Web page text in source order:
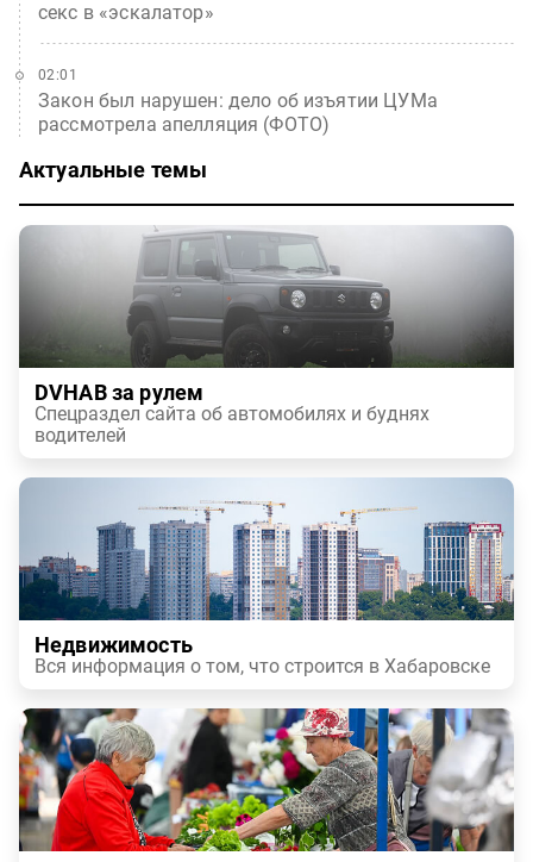
секс в «эскалатор»
Закон был нарушен: дело об изъятии ЦУМа
рассмотрела апелляция (ФОТО)
02:01
Актуальные темы
DVHAB за рулем
Спецраздел сайта об автомобилях и буднях
водителей
Недвижимость
Вся информация о том, что строится в Хабаровске